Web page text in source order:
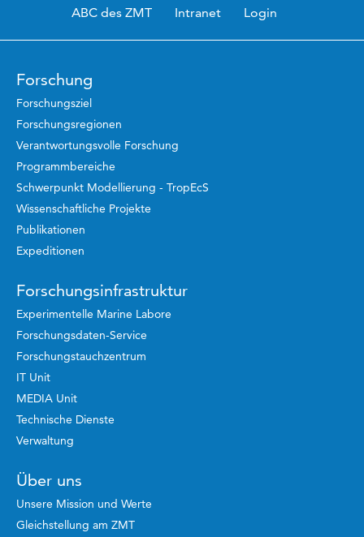
ABC des ZMT
Intranet Login
Forschung
Forschungsziel
Forschungsregionen
Verantwortungsvolle Forschung
Programmbereiche
Schwerpunkt Modellierung - TropEcS
Wissenschaftliche Projekte
Publikationen
Expeditionen
Forschungsinfrastruktur
Experimentelle Marine Labore
Forschungsdaten-Service
Forschungstauchzentrum
IT Unit
MEDIA Unit
Technische Dienste
Verwaltung
Über uns
Unsere Mission und Werte
Gleichstellung am ZMT